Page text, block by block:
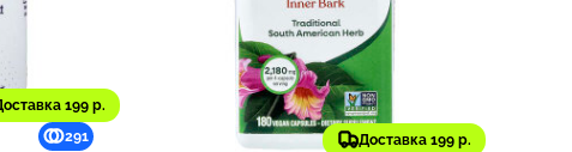
199 р.
291 Доставка 199 р.
1 663 ₽ 166